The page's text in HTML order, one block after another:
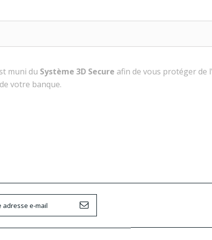
muni du Système 3D Secure afin de vous protéger de
votre banque.